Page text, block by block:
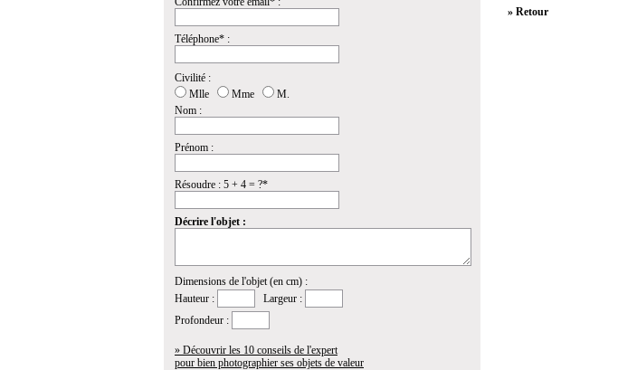
Téléphone* :
Civilité :
Mlle
Mme
M.
Nom :
Prénom :
Résoudre : 5 + 4 = ?*
Décrire l'objet :
Dimensions de l'objet (en cm) :
Hauteur :
Largeur :
Profondeur :
» Découvrir les 10 conseils de l'expert
pour bien photographier ses objets de valeur
» Retour